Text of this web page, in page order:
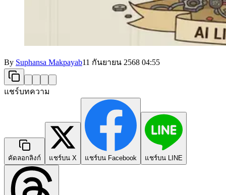
By Suphansa Makpayab11 กันยายน 2568 04:55
แชร์บทความ
คัดลอกลิงก์ แชร์บน X แชร์บน Facebook แชร์บน LINE